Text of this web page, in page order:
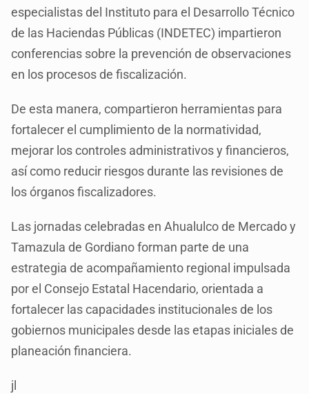
especialistas del Instituto para el Desarrollo Técnico
de las Haciendas Públicas (INDETEC) impartieron
conferencias sobre la prevención de observaciones
en los procesos de fiscalización.
De esta manera, compartieron herramientas para
fortalecer el cumplimiento de la normatividad,
mejorar los controles administrativos y financieros,
así como reducir riesgos durante las revisiones de
los órganos fiscalizadores.
Las jornadas celebradas en Ahualulco de Mercado y
Tamazula de Gordiano forman parte de una
estrategia de acompañamiento regional impulsada
por el Consejo Estatal Hacendario, orientada a
fortalecer las capacidades institucionales de los
gobiernos municipales desde las etapas iniciales de
planeación financiera.
jl